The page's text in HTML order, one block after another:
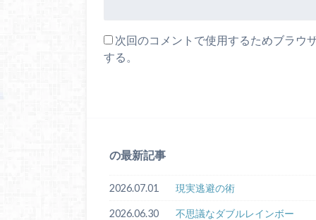
次回のコメントで使用するためブラウ
する。
の最新記事
2026.07.01 現実逃避の術
2026.06.30 不思議なダブルレインボー